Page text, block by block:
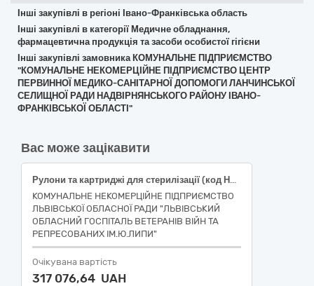
Інші закупівлі в регіоні Івано-Франківська область
Інші закупівлі в категорії Медичне обладнання,
фармацевтична продукція та засоби особистої гігієни
Інші закупівлі замовника КОМУНАЛЬНЕ ПІДПРИЄМСТВО
"КОМУНАЛЬНЕ НЕКОМЕРЦІЙНЕ ПІДПРИЄМСТВО ЦЕНТР
ПЕРВИННОЇ МЕДИКО-САНІТАРНОЇ ДОПОМОГИ ЛАНЧИНСЬКОЇ
СЕЛИЩНОЇ РАДИ НАДВІРНЯНСЬКОГО РАЙОНУ ІВАНО-
ФРАНКІВСЬКОЇ ОБЛАСТІ"
Вас може зацікавити
Рулони та картриджі для стерилізації (код НК 024:2023 - 13735 — Паковання для стерилізування одноразового використання, код НК 031:2024 - S01020101 ПЛОСКІ СТЕРИЛІЗАЦІЙНІ КОТУШКИ, ПАПЕРОВІ/З ПОЛІМЕРНОЇ ПЛІВКИ; код НК 024:2023 - 44835 - Розчин для стерилізації медичних інструментів на основі пероксиду водню; S900101 КАРТРИДЖІ З ПЕРЕКИСОМ ВОДНЮ))
КОМУНАЛЬНЕ НЕКОМЕРЦІЙНЕ ПІДПРИЄМСТВО
ЛЬВІВСЬКОЇ ОБЛАСНОЇ РАДИ "ЛЬВІВСЬКИЙ
ОБЛАСНИЙ ГОСПІТАЛЬ ВЕТЕРАНІВ ВІЙН ТА
РЕПРЕСОВАНИХ ІМ.Ю.ЛИПИ"
Очікувана вартість
317 076,64 UAH